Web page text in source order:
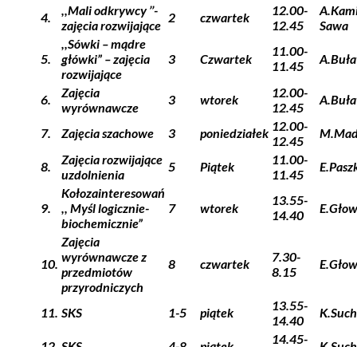
4.
,,Mali odkrywcy ’’-
zajęcia rozwijające
2 czwartek
12.00-
12.45
Sawa
5.
,,Sówki – mądre
główki” – zajęcia
rozwijające
3 Czwartek
11.00-
11.45
6.
Zajęcia
wyrównawcze
3 wtorek
12.00-
12.45
7. Zajęcia szachowe 3 poniedziałek 12.00-
12.45
8.
Zajęcia rozwijające
uzdolnienia
5 Piątek
11.00-
11.45
9.
Kołozainteresowań
,, Myśl logicznie-
biochemicznie”
7 wtorek
13.55-
14.40
10.
Zajęcia
wyrównawcze z
przedmiotów
przyrodniczych
8 czwartek
7.30-
8.15
11. SKS 1-5 piątek
13.55-
14.40
14.45-